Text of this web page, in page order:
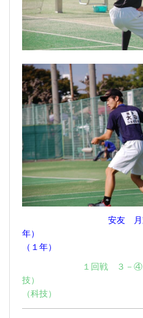
安友 月
年） 大
（１年）
１回戦 ３－
技） １回戦
（科技）